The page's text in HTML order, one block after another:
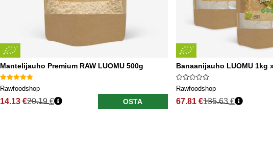
Mantelijauho Premium RAW LUOMU 500g
Rawfoodshop
14.13 €20.19 € OSTA
Banaanijauho LUOMU 1kg
Rawfoodshop
67.81 €135.63 €